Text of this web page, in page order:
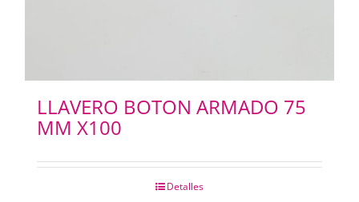
LLAVERO BOTON ARMADO 75
MM X100
Detalles